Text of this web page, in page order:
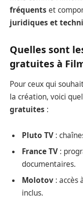
fréquents et
juridiques et
Quelles sont
gratuites à
Pour ceux qui
la création, voici
gratuites :
Pluto TV :
France TV :
documentaires.
Molotov : accès
inclus.